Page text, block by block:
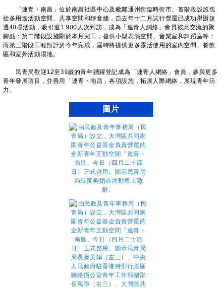
「連青・南昌」位於南昌社區中心及毗鄰通州街臨時街市。首階段設施包
括多用途活動空間、共享空間和靜音艙，自去年十二月試行營運已成功舉辦超
過40場活動，吸引逾1 900人次到訪，成為「連青人網絡」會員彼此交流的聚
腳點；第二階段設施剛於本月完工，提供小型表演空間、音樂室和舞蹈室等；
而第三階段工程預計於今年完成，屆時將提供更多靈活使用的室內空間、餐飲
區和室外活動場地。
民青局歡迎12至39歲的青年踴躍登記成為「連青人網絡」會員，參與更多
青年發展項目，並善用「連青・南昌」各項設施，拓展人際網絡，展現青年活
力。
圖片